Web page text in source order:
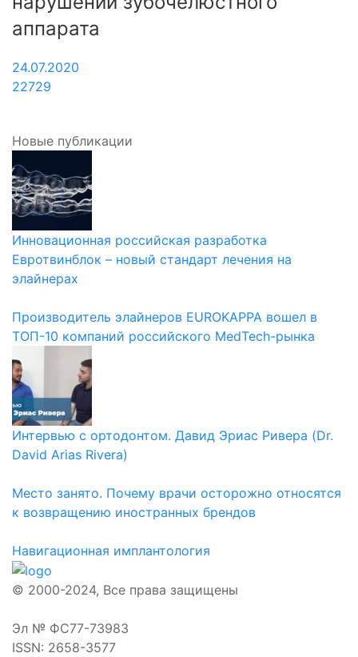
аппарата
24.07.2020
22729
Новые публикации
Инновационная российская разработка
Евротвинблок – новый стандарт лечения на
элайнерах
Производитель элайнеров EUROKAPPA вошел в
ТОП-10 компаний российского MedTech-рынка
Интервью с ортодонтом. Давид Эриас Ривера (Dr.
David Arias Rivera)
Место занято. Почему врачи осторожно относятся
к возвращению иностранных брендов
Навигационная имплантология
© 2000-2024, Все права защищены
Эл № ФС77-73983
ISSN: 2658-3577